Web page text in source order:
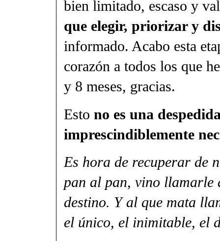
bien limitado, escaso y
que elegir, priorizar y
informado. Acabo esta
corazón a todos los que
y 8 meses, gracias.
Esto no es una
imprescindiblemente
Es hora de recuperar de
pan al pan, vino
destino. Y al que mata
el único, el inimitable, el